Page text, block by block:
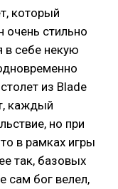
который
очень стильно
в себе некую
из Blade
каждый
но при
в рамках игры
так, базовых
сам бог велел,